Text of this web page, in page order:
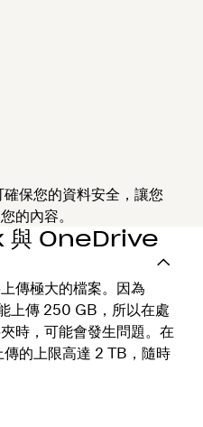
確保您的資料安全，讓您
的內容。
與 OneDrive
傳極大的檔案。因為
上傳 250 GB，所以在處
時，可能會發生問題。在
的上限高達 2 TB，隨時